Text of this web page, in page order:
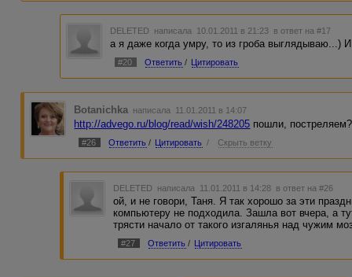
DELETED написала 10.01.2011 в 21:23 в ответ на #17
а я даже когда умру, то из гроба выглядываю...)
#20 Ответить / Цитировать
Botanichka написала 11.01.2011 в 14:07
http://advego.ru/blog/read/wish/248205 пошли, постреляем?
#26 Ответить / Цитировать / Скрыть ветку
DELETED написала 11.01.2011 в 14:28 в ответ на #26
ой, и не говори, Таня. Я так хорошо за эти
компьютеру не подходила. Зашла вот вчера, а
трясти начало от такого изгалянья над чужим
#27 Ответить / Цитировать